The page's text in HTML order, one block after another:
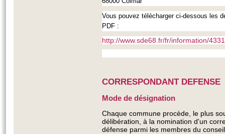
Vous pouvez télécharger ci-dessous les
PDF :
http://www.sde68.fr/fr/information/
CORRESPONDANT DEFENSE
Mode de désignation
Chaque commune procède, le plus
délibération, à la nomination d'un
défense parmi les membres du